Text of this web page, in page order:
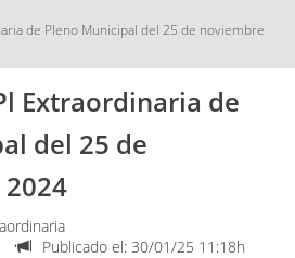
de Pleno Municipal del 25 de noviembre
Extraordinaria de
del 25 de
Publicado el: 30/01/25 11:18h